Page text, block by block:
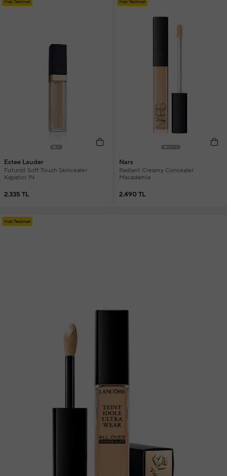
Hızlı Teslimat
Estee Lauder
Futurıst Soft Touch Skıncealer
Kapatıcı 1N
2.335 TL
Hızlı Teslimat
Nars
Radiant Creamy Concealer
Macadamia
2.490 TL
Hızlı Teslimat